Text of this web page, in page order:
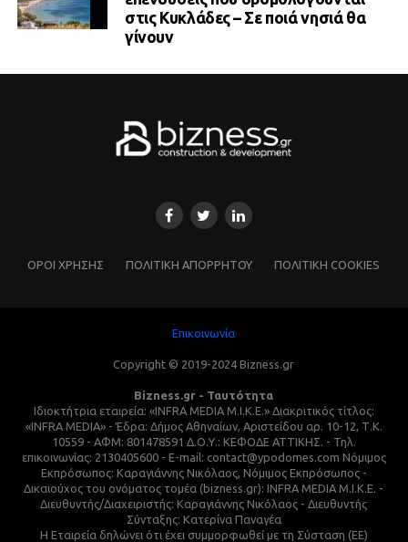
στις Κυκλάδες – Σε ποιά νησιά θα
γίνουν
ΌΡΟΙ ΧΡΗΣΗΣ ΠΟΛΙΤΙΚΗ ΑΠΟΡΡΗΤΟΥ ΠΟΛΙΤΙΚΗ COOKIES
Επικοινωνία
Copyright © 2019-2024 Bizness.gr
Bizness.gr - Ταυτότητα
Ιδιοκτήτρια εταιρεία: «INFRA MEDIA M.I.K.E.» Διακριτικός τίτλος:
«INFRA MEDIA» - Έδρα: Δήμος Αθηναίων, Αριστείδου αρ. 10-12, Τ.Κ.
10559 - ΑΦΜ: 801478591 Δ.Ο.Υ.: ΚΕΦΟΔΕ ΑΤΤΙΚΗΣ. - Τηλ.
επικοινωνίας: 2130405600 - E-mail: contact@ypodomes.com Νόμιμος
Εκπρόσωπος: Καραγιάννης Νικόλαος, Νόμιμος Εκπρόσωπος -
Δικαιούχος του ονόματος τομέα (bizness.gr): INFRA MEDIA M.I.K.E. -
Διευθυντής/Διαχειριστής: Καραγιάννης Νικόλαος - Διευθυντής
Σύνταξης: Κατερίνα Παναγέα
Η Εταιρεία δηλώνει ότι έχει συμμορφωθεί με τη Σύσταση (ΕΕ)